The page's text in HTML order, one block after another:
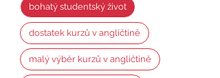
bohatý studentský život
dostatek kurzů v angličtině
malý výběr kurzů v angličtině